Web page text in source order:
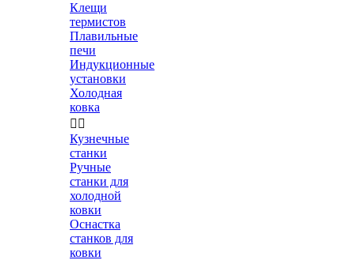
Клещи
термистов
Плавильные
печи
Индукционные
установки
Холодная
ковка
 
Кузнечные
станки
Ручные
станки для
холодной
ковки
Оснастка
станков для
ковки